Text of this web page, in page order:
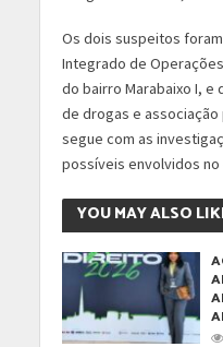
Os dois suspeitos
Integrado de
do bairro Marabaixo I,
de drogas e associação
segue com as
possíveis envolvidos
YOU MAY ALSO